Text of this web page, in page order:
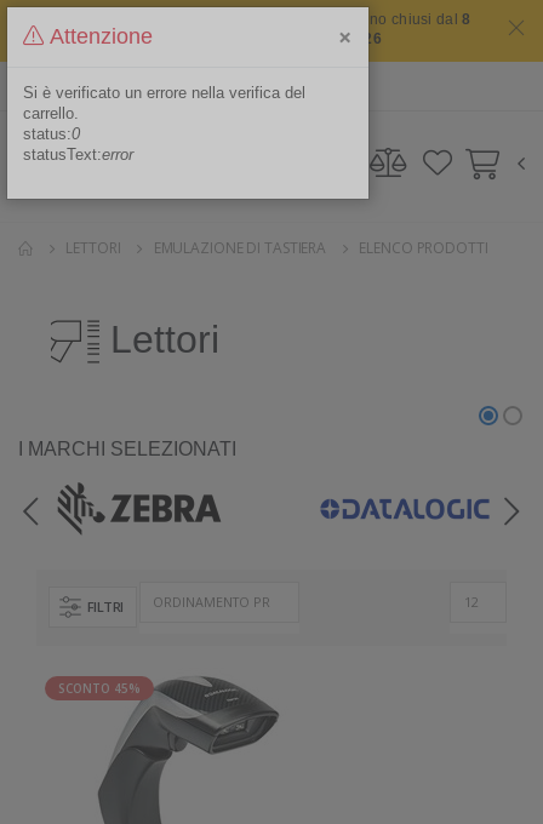
Il sito non chiude mai ma i nostri uffici saranno chiusi dal8
agosto 2026 al 16 agosto 2026
Area Riservata
LETTORI EMULAZIONE DI TASTIERA ELENCO PRODOTTI
Lettori
I MARCHI SELEZIONATI
FILTRI
SCONTO 45%
Attenzione ×
Si è verificato un errore nella verifica del
carrello.
status:0
statusText:error